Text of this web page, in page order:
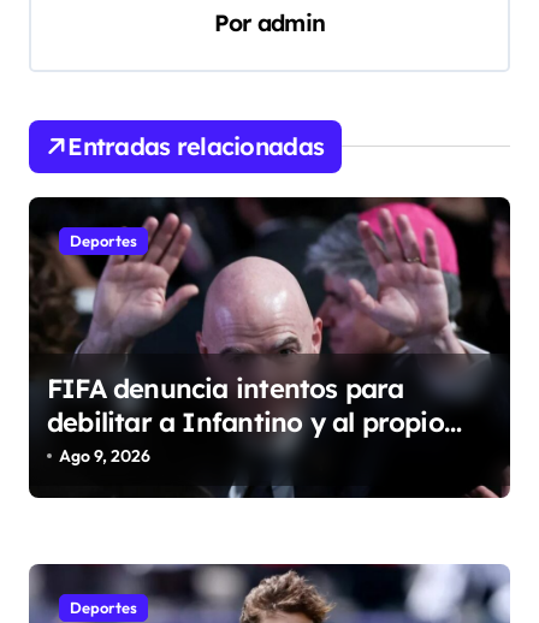
i
ó
n
d
e
e
a
a
s
Por admin
Entradas relacionadas
Deportes
FIFA denuncia intentos para
debilitar a Infantino y al propio
organismo
Ago 9, 2026
Deportes